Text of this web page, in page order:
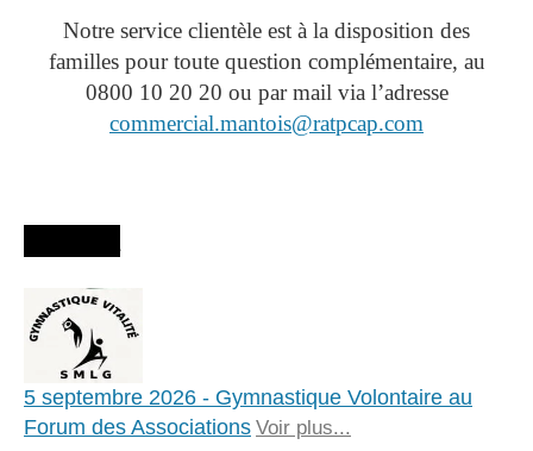
Notre service clientèle est à la disposition des
familles pour toute question complémentaire, au
0800 10 20 20 ou par mail via l’adresse
commercial.mantois@ratpcap.com
5 septembre 2026 - Gymnastique Volontaire au
Forum des Associations Voir plus...